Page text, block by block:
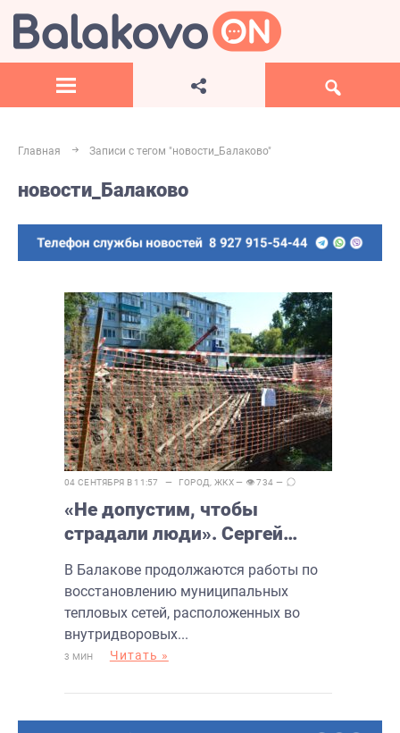
Главная Записи с тегом "новости_Балаково"
новости_Балаково
04 СЕНТЯБРЯ В 11:57 — ГОРОД ЖКХ— 👁 734 —
«Не допустим, чтобы
страдали люди». Сергей
работами «Т Плюс»
В Балакове продолжаются работы по
восстановлению муниципальных
тепловых сетей, расположенных во
внутридворовых...
3 МИН Читать »